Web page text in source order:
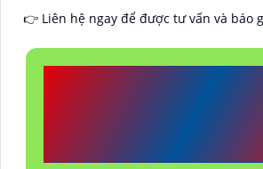
👉 Liên hệ ngay để được tư vấn và báo